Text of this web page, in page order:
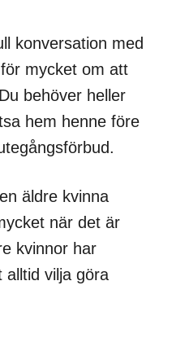
konversation med
mycket om att
behöver heller
hem henne före
äldre kvinna
när det är
kvinnor har
alltid vilja göra